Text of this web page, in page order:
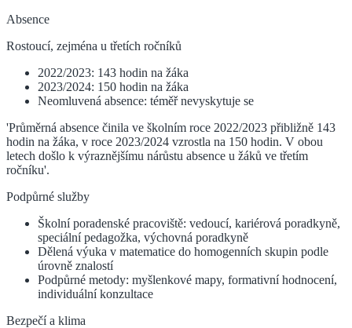
Absence
Rostoucí, zejména u třetích ročníků
2022/2023: 143 hodin na žáka
2023/2024: 150 hodin na žáka
Neomluvená absence: téměř nevyskytuje se
'Průměrná absence činila ve školním roce 2022/2023 přibližně 143
hodin na žáka, v roce 2023/2024 vzrostla na 150 hodin. V obou
letech došlo k výraznějšímu nárůstu absence u žáků ve třetím
ročníku'.
Podpůrné služby
Školní poradenské pracoviště: vedoucí, kariérová poradkyně,
speciální pedagožka, výchovná poradkyně
Dělená výuka v matematice do homogenních skupin podle
úrovně znalostí
Podpůrné metody: myšlenkové mapy, formativní hodnocení,
individuální konzultace
Bezpečí a klima